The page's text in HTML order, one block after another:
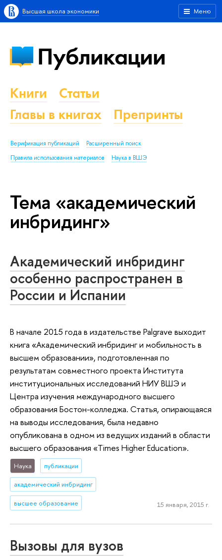
Меню
Высшая школа экономики
Публикации
Книги
Статьи
Главы в книгах
Препринты
Верификация публикаций
Расширенный поиск
Правила использования материалов
Наука в ВШЭ
Тема «академический
инбридинг»
Академический инбридинг
особенно распространен в
России и Испании
В начале 2015 года в издательстве Palgrave выходит
книга «Академический инбридинг и мобильность в
высшем образовании», подготовленная по
результатам совместного проекта Института
институциональных исследований НИУ ВШЭ и
Центра изучения международного высшего
образования Бостон-колледжа. Статья, опирающаяся
на выводы исследования, была недавно
опубликована в одном из ведущих изданий в области
высшего образования «Times Higher Education».
Наука публикации
академический инбридинг
высшее образование 15 января, 2015 г.
Вызовы для вузов